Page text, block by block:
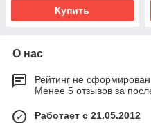
Купить
О нас
Рейтинг не сформирован
Менее 5 отзывов за
Работает с 21.05.2012